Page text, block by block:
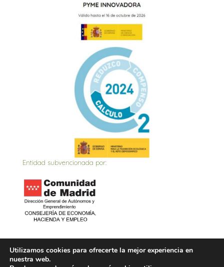
Entidad subvencionada por:
Utilizamos cookies para ofrecerte la mejor experiencia en
nuestra web.